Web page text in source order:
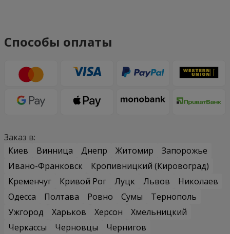
Способы оплаты
Заказ в:
Киев
Винница Днепр Житомир
Запорожье
Ивано-Франковск
Кропивницкий (Кировоград)
Кременчуг
Кривой Рог Луцк Львов
Николаев
Одесса
Полтава Ровно Сумы
Тернополь
Ужгород
Харьков Херсон
Хмельницкий
Черкассы
Черновцы
Чернигов